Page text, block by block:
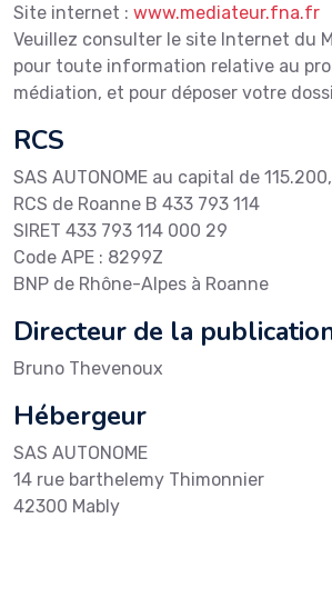
Site internet : www.mediateur.fna.fr
Veuillez consulter le site Internet du
pour toute information relative au
médiation, et pour déposer votre
RCS
SAS AUTONOME au capital de
RCS de Roanne B 433 793 114
SIRET 433 793 114 000 29
Code APE : 8299Z
BNP de Rhône-Alpes à Roanne
Directeur de la
Bruno Thevenoux
Hébergeur
SAS AUTONOME
14 rue barthelemy Thimonnier
42300 Mably